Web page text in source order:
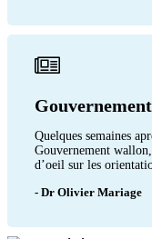
Quelques semaines
Gouvernement
d’oeil sur les
- Dr Olivier Mariage